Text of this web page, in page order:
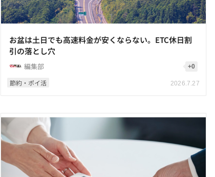
節約・ポイ活 2026.7.27
お盆は土日でも高速料金が安くならない。ETC休日割
引の落とし穴
編集部 +0